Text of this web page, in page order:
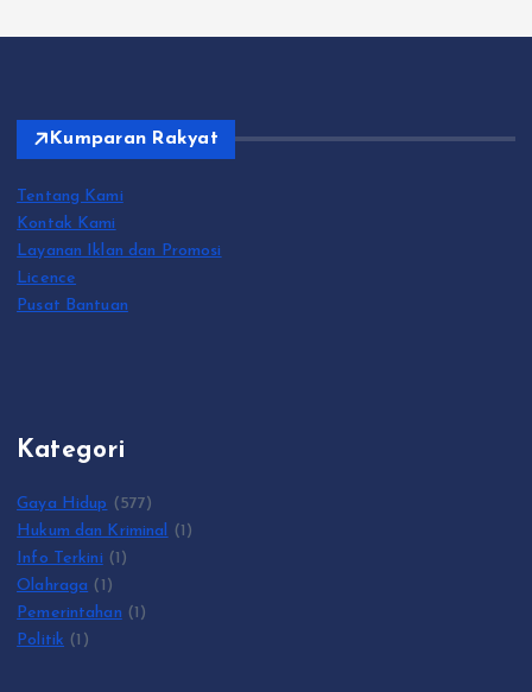
Kumparan Rakyat
Tentang Kami
Kontak Kami
Layanan Iklan dan Promosi
Licence
Pusat Bantuan
Kategori
Gaya Hidup (577)
Hukum dan Kriminal (1)
Info Terkini (1)
Olahraga (1)
Pemerintahan (1)
Politik (1)